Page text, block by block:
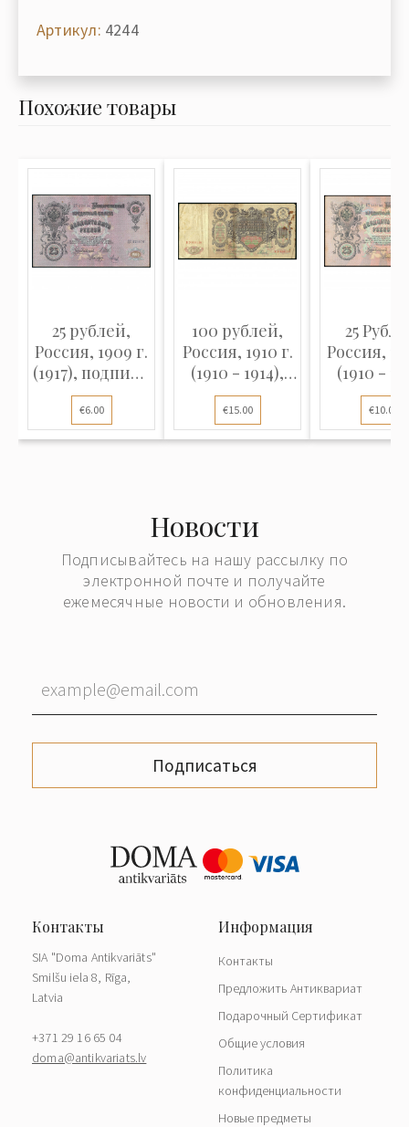
Артикул: 4244
Похожие товары
25 рублей,
Россия, 1909 г.
(1917), подписи
Шипов / Метц
(VF), Pick 12b
€6.00
100 рублей,
Россия, 1910 г.
(1910 - 1914),
подписи А.
Коншин /
Родионов (F)
€15.00
25
Россия,
(1910 -
Метц (F),
€10.00
Новости
Подписывайтесь на нашу рассылку по
электронной почте и получайте
ежемесячные новости и обновления.
Подписаться
SIA "Doma Antikvariāts"
Smilšu iela 8, Rīga,
Latvia
+371 29 16 65 04
doma@antikvariats.lv
Контакты
Предложить Антиквариат
Подарочный Сертификат
Общие условия
Политика
конфиденциальности
Новые предметы